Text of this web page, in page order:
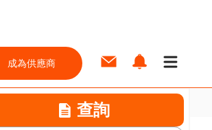
成為供應商
查詢